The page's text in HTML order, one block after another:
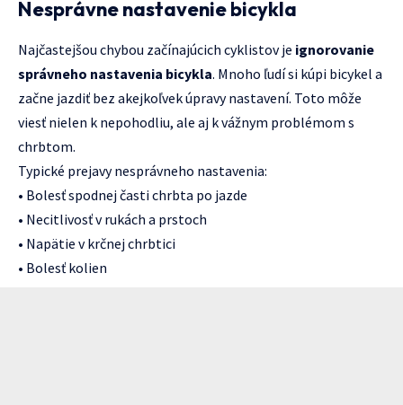
Nesprávne nastavenie bicykla
Najčastejšou chybou začínajúcich cyklistov je ignorovanie
správneho nastavenia bicykla. Mnoho ľudí si kúpi bicykel a
začne jazdiť bez akejkoľvek úpravy nastavení. Toto môže
viesť nielen k nepohodliu, ale aj k vážnym problémom s
chrbtom.
Typické prejavy nesprávneho nastavenia:
• Bolesť spodnej časti chrbta po jazde
• Necitlivosť v rukách a prstoch
• Napätie v krčnej chrbtici
• Bolesť kolien